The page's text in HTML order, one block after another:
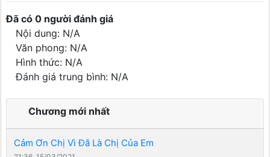
Đã có 0 người đánh giá
Nội dung: N/A
Văn phong: N/A
Hình thức: N/A
Đánh giá trung bình: N/A
Chương mới nhất
Cảm Ơn Chị Vì Đã Là Chị Của Em